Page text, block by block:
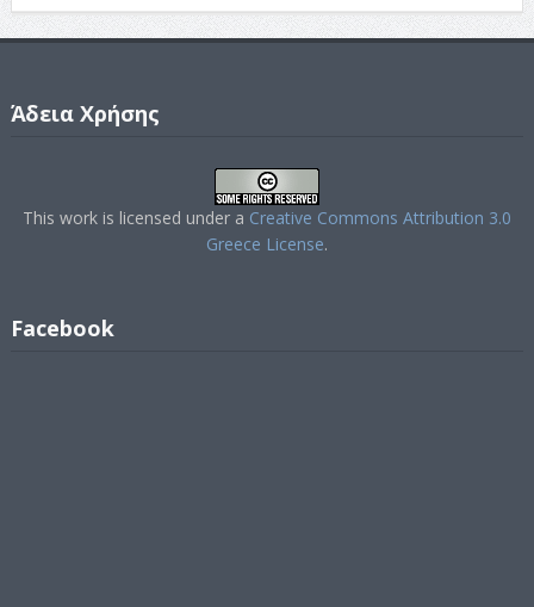
Άδεια Χρήσης
This work is licensed under a Creative Commons Attribution 3.0
Greece License.
Facebook